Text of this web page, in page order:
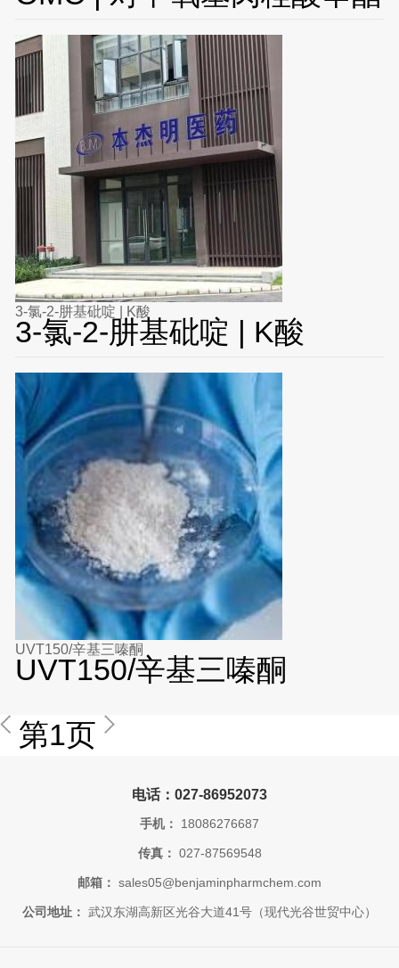
3-氯-2-肼基砒啶 | K酸
3-氯-2-肼基砒啶 | K酸
UVT150/辛基三嗪酮
UVT150/辛基三嗪酮
第1页
电话：027-86952073
手机： 18086276687
传真： 027-87569548
邮箱： sales05@benjaminpharmchem.com
公司地址： 武汉东湖高新区光谷大道41号（现代光谷世贸中心）